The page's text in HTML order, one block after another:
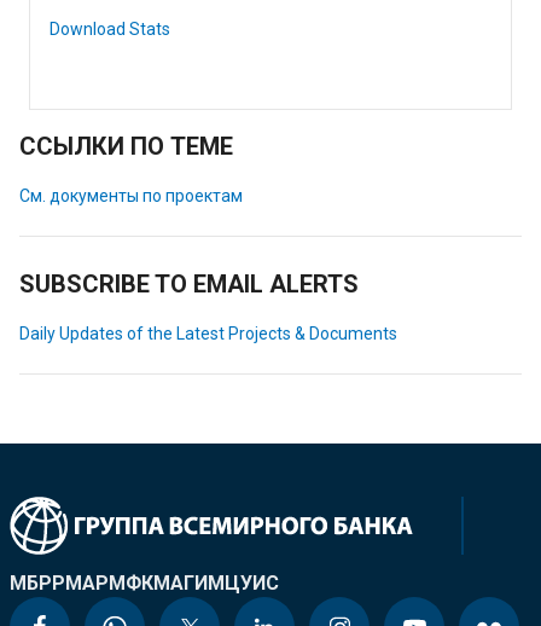
Download Stats
ССЫЛКИ ПО ТЕМЕ
См. документы по проектам
SUBSCRIBE TO EMAIL ALERTS
Daily Updates of the Latest Projects & Documents
МБРРМАРМФКМАГИМЦУИС